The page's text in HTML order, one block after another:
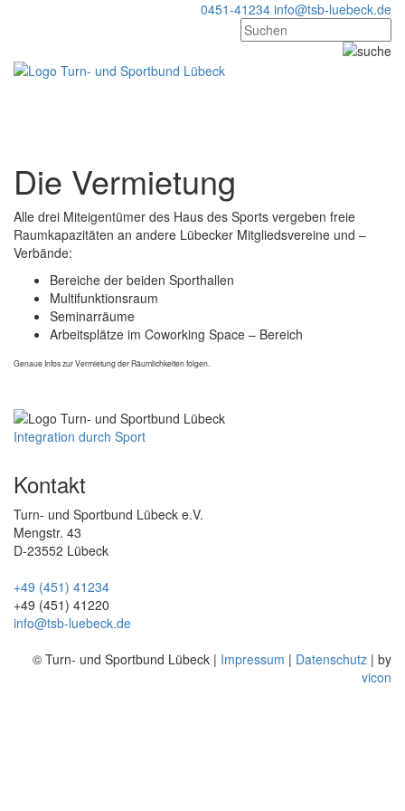
0451-41234 info@tsb-luebeck.de
Die Vermietung
Alle drei Miteigentümer des Haus des Sports vergeben freie
Raumkapazitäten an andere Lübecker Mitgliedsvereine und –
Verbände:
Bereiche der beiden Sporthallen
Multifunktionsraum
Seminarräume
Arbeitsplätze im Coworking Space – Bereich
Genaue Infos zur Vermietung der Räumlichkeiten folgen.
Integration durch Sport
Kontakt
Turn- und Sportbund Lübeck e.V.
Mengstr. 43
D-23552 Lübeck
+49 (451) 41234
+49 (451) 41220
info@tsb-luebeck.de
© Turn- und Sportbund Lübeck | Impressum | Datenschutz | by
vicon